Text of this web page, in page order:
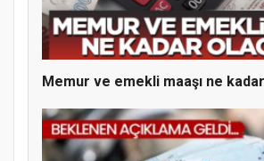
Memur ve emekli maaşı ne